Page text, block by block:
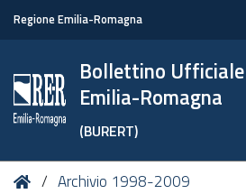
Regione Emilia-Romagna
Bollettino
Emilia-Romagna
(BURERT)
Tu HomeArchivio 1998-2009